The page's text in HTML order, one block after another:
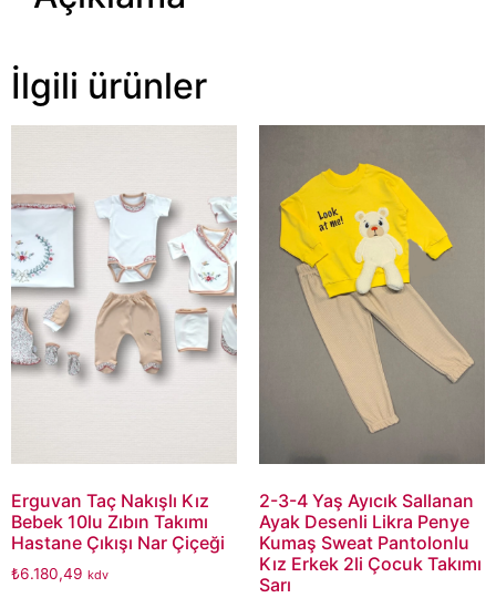
İlgili ürünler
Erguvan Taç Nakışlı Kız
Bebek 10lu Zıbın Takımı
Hastane Çıkışı Nar Çiçeği
₺6.180,49 kdv
2-3-4 Yaş Ayıcık Sallanan
Ayak Desenli Likra Penye
Kumaş Sweat Pantolonlu
Kız Erkek 2li Çocuk Takımı
Sarı